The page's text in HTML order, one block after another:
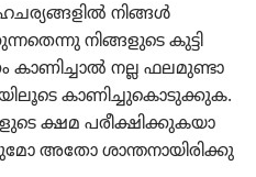
നിങ്ങൾ
നിങ്ങളു​ടെ കുട്ടി
കാണി​ച്ചാൽ നല്ല ഫലമു​ണ്ടാ​
കാണി​ച്ചു​കൊ​ടു​ക്കുക.
ക്ഷമ പരീക്ഷി​ക്കു​ക​യാ​
അതോ ശാന്തനാ​യി​രി​ക്കു​